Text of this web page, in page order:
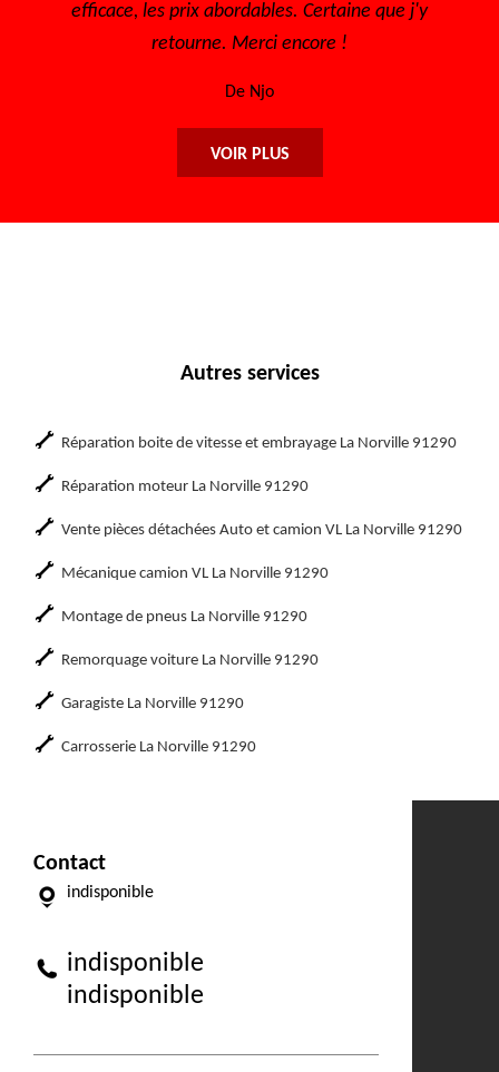
Certaine que j'y
sympathique Très
VOIR PLUS
Autres services
Réparation boite de vitesse et embrayage La Norville 91290
Réparation moteur La Norville 91290
Vente pièces détachées Auto et camion VL La Norville 91290
Mécanique camion VL La Norville 91290
Montage de pneus La Norville 91290
Remorquage voiture La Norville 91290
Garagiste La Norville 91290
Carrosserie La Norville 91290
Contact
indisponible
indisponible
indisponible